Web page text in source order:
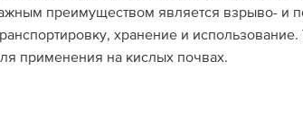
преимуществом является взрыво- и
хранение и
применения на кислых почвах.